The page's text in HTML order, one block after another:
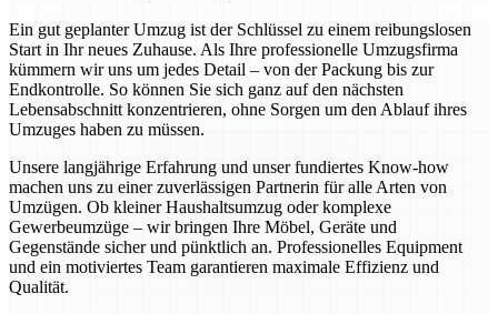
Ein gut geplanter Umzug ist der Schlüssel zu einem reibungslosen
Start in Ihr neues Zuhause. Als Ihre professionelle Umzugsfirma
kümmern wir uns um jedes Detail – von der Packung bis zur
Endkontrolle. So können Sie sich ganz auf den nächsten
Lebensabschnitt konzentrieren, ohne Sorgen um den Ablauf ihres
Umzuges haben zu müssen.
Unsere langjährige Erfahrung und unser fundiertes Know-how
machen uns zu einer zuverlässigen Partnerin für alle Arten von
Umzügen. Ob kleiner Haushaltsumzug oder komplexe
Gewerbeumzüge – wir bringen Ihre Möbel, Geräte und
Gegenstände sicher und pünktlich an. Professionelles Equipment
und ein motiviertes Team garantieren maximale Effizienz und
Qualität.